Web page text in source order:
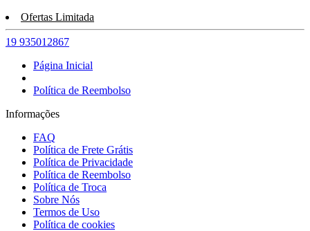
Ofertas Limitada
19 935012867
Página Inicial
Política de Reembolso
Informações
FAQ
Política de Frete Grátis
Política de Privacidade
Política de Reembolso
Política de Troca
Sobre Nós
Termos de Uso
Política de cookies